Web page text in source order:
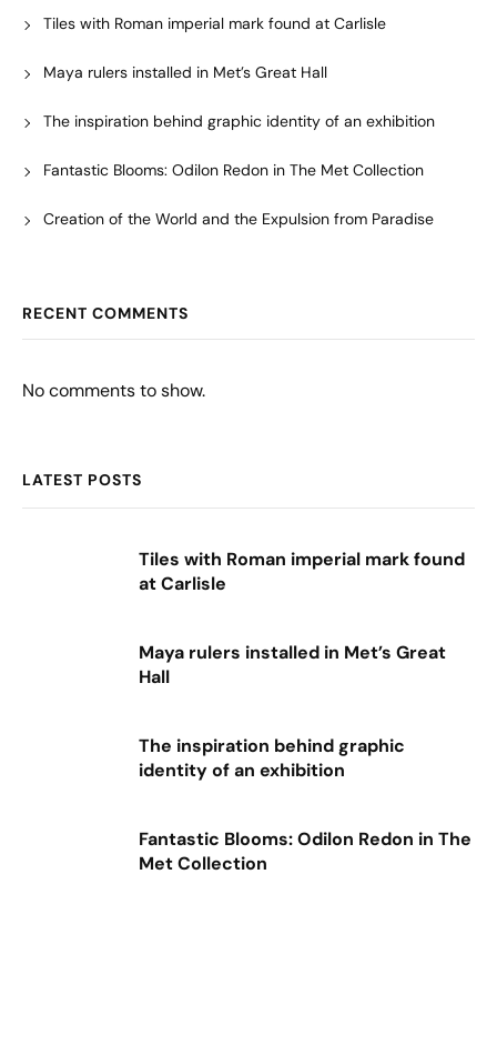
Tiles with Roman imperial mark found at Carlisle
Maya rulers installed in Met’s Great Hall
The inspiration behind graphic identity of an exhibition
Fantastic Blooms: Odilon Redon in The Met Collection
Creation of the World and the Expulsion from Paradise
RECENT COMMENTS
No comments to show.
LATEST POSTS
Tiles with Roman imperial mark found
at Carlisle
Maya rulers installed in Met’s Great
Hall
The inspiration behind graphic
identity of an exhibition
Fantastic Blooms: Odilon Redon in The
Met Collection